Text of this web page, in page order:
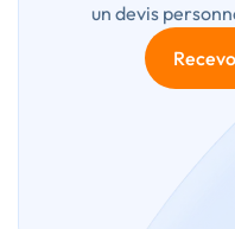
un devis